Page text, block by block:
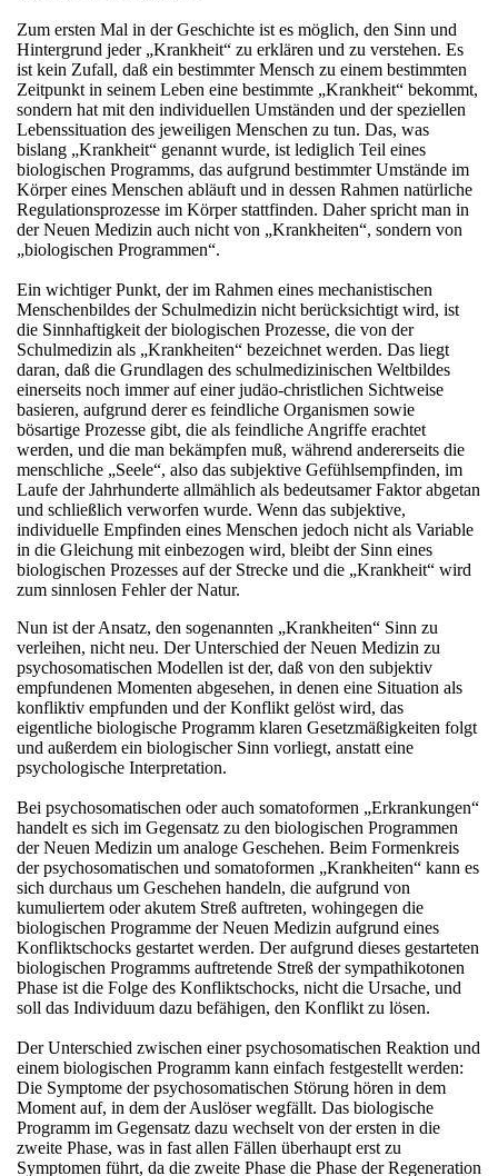
Zum ersten Mal in der Geschichte ist es möglich, den Sinn und
Hintergrund jeder „Krankheit“ zu erklären und zu verstehen. Es
ist kein Zufall, daß ein bestimmter Mensch zu einem bestimmten
Zeitpunkt in seinem Leben eine bestimmte „Krankheit“ bekommt,
sondern hat mit den individuellen Umständen und der speziellen
Lebenssituation des jeweiligen Menschen zu tun. Das, was
bislang „Krankheit“ genannt wurde, ist lediglich Teil eines
biologischen Programms, das aufgrund bestimmter Umstände im
Körper eines Menschen abläuft und in dessen Rahmen natürliche
Regulationsprozesse im Körper stattfinden. Daher spricht man in
der Neuen Medizin auch nicht von „Krankheiten“, sondern von
„biologischen Programmen“.
Ein wichtiger Punkt, der im Rahmen eines mechanistischen
Menschenbildes der Schulmedizin nicht berücksichtigt wird, ist
die Sinnhaftigkeit der biologischen Prozesse, die von der
Schulmedizin als „Krankheiten“ bezeichnet werden. Das liegt
daran, daß die Grundlagen des schulmedizinischen Weltbildes
einerseits noch immer auf einer judäo-christlichen Sichtweise
basieren, aufgrund derer es feindliche Organismen sowie
bösartige Prozesse gibt, die als feindliche Angriffe erachtet
werden, und die man bekämpfen muß, während andererseits die
menschliche „Seele“, also das subjektive Gefühlsempfinden, im
Laufe der Jahrhunderte allmählich als bedeutsamer Faktor abgetan
und schließlich verworfen wurde. Wenn das subjektive,
individuelle Empfinden eines Menschen jedoch nicht als Variable
in die Gleichung mit einbezogen wird, bleibt der Sinn eines
biologischen Prozesses auf der Strecke und die „Krankheit“ wird
zum sinnlosen Fehler der Natur.
Nun ist der Ansatz, den sogenannten „Krankheiten“ Sinn zu
verleihen, nicht neu. Der Unterschied der Neuen Medizin zu
psychosomatischen Modellen ist der, daß von den subjektiv
empfundenen Momenten abgesehen, in denen eine Situation als
konfliktiv empfunden und der Konflikt gelöst wird, das
eigentliche biologische Programm klaren Gesetzmäßigkeiten folgt
und außerdem ein biologischer Sinn vorliegt, anstatt eine
psychologische Interpretation.
Bei psychosomatischen oder auch somatoformen „Erkrankungen“
handelt es sich im Gegensatz zu den biologischen Programmen
der Neuen Medizin um analoge Geschehen. Beim Formenkreis
der psychosomatischen und somatoformen „Krankheiten“ kann es
sich durchaus um Geschehen handeln, die aufgrund von
kumuliertem oder akutem Streß auftreten, wohingegen die
biologischen Programme der Neuen Medizin aufgrund eines
Konfliktschocks gestartet werden. Der aufgrund dieses gestarteten
biologischen Programms auftretende Streß der sympathikotonen
Phase ist die Folge des Konfliktschocks, nicht die Ursache, und
soll das Individuum dazu befähigen, den Konflikt zu lösen.
Der Unterschied zwischen einer psychosomatischen Reaktion und
einem biologischen Programm kann einfach festgestellt werden:
Die Symptome der psychosomatischen Störung hören in dem
Moment auf, in dem der Auslöser wegfällt. Das biologische
Programm im Gegensatz dazu wechselt von der ersten in die
zweite Phase, was in fast allen Fällen überhaupt erst zu
Symptomen führt, da die zweite Phase die Phase der Regeneration